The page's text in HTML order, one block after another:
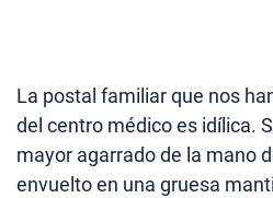
La postal familiar que nos
del centro médico es idílica.
mayor agarrado de la mano
envuelto en una gruesa